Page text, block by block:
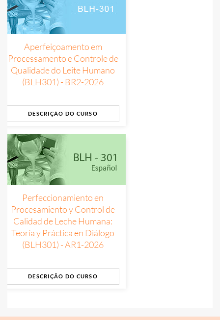
Aperfeiçoamento em
Processamento e Controle de
Qualidade do Leite Humano
(BLH301) - BR2-2026
DESCRIÇÃO DO CURSO
Perfeccionamiento en
Procesamiento y Control de
Calidad de Leche Humana:
Teoría y Práctica en Diálogo
(BLH301) - AR1-2026
DESCRIÇÃO DO CURSO